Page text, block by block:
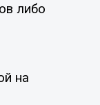
либо
на